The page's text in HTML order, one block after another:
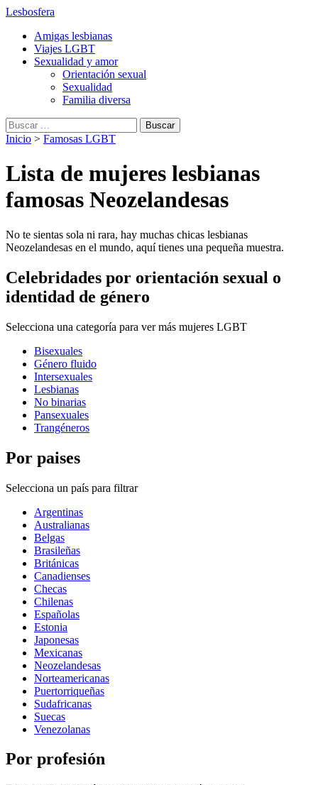
Lesbosfera
Amigas lesbianas
Viajes LGBT
Sexualidad y amor
Orientación sexual
Sexualidad
Familia diversa
Buscar:
Inicio > Famosas LGBT
Archivos:
Lista de mujeres lesbianas
famosas Neozelandesas
No te sientas sola ni rara, hay muchas chicas lesbianas
Neozelandesas en el mundo, aquí tienes una pequeña muestra.
Celebridades por orientación sexual o
identidad de género
Selecciona una categoría para ver más mujeres LGBT
Bisexuales
Género fluido
Intersexuales
Lesbianas
No binarias
Pansexuales
Trangéneros
Por paises
Selecciona un país para filtrar
Argentinas
Australianas
Belgas
Brasileñas
Británicas
Canadienses
Checas
Chilenas
Españolas
Estonia
Japonesas
Mexicanas
Neozelandesas
Norteamericanas
Puertorriqueñas
Sudafricanas
Suecas
Venezolanas
Por profesión